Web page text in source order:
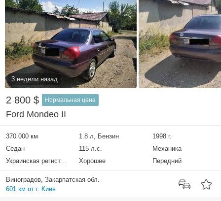
3 недели назад
2 800 $ Нормальная цена
Ford Mondeo II
370 000 км 1.8 л, Бензин
1998 г.
Седан
115 л.с.
Механика
Украинская регистрация
Хорошее Передний
Виноградов, Закарпатская обл.
601 км от г. Киев